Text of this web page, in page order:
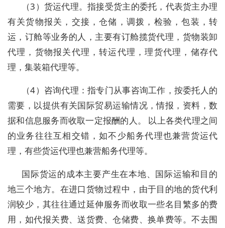
（3）货运代理。指接受货主的委托，代表货主办理
有关货物报关，交接，仓储，调拨，检验，包装，转
运，订舱等业务的人，主要有订舱揽货代理，货物装卸
代理，货物报关代理，转运代理，理货代理，储存代
理，集装箱代理等。
（4）咨询代理：指专门从事咨询工作，按委托人的
需要，以提供有关国际贸易运输情况，情报，资料，数
据和信息服务而收取一定报酬的人。 以上各类代理之间
的业务往往互相交错，如不少船务代理也兼营货运代
理，有些货运代理也兼营船务代理等。
国际货运的成本主要产生在本地、国际运输和目的
地三个地方。在进口货物过程中，由于目的地的货代利
润较少，其往往通过延伸服务而收取一些名目繁多的费
用，如代报关费、送货费、仓储费、换单费等。不去围